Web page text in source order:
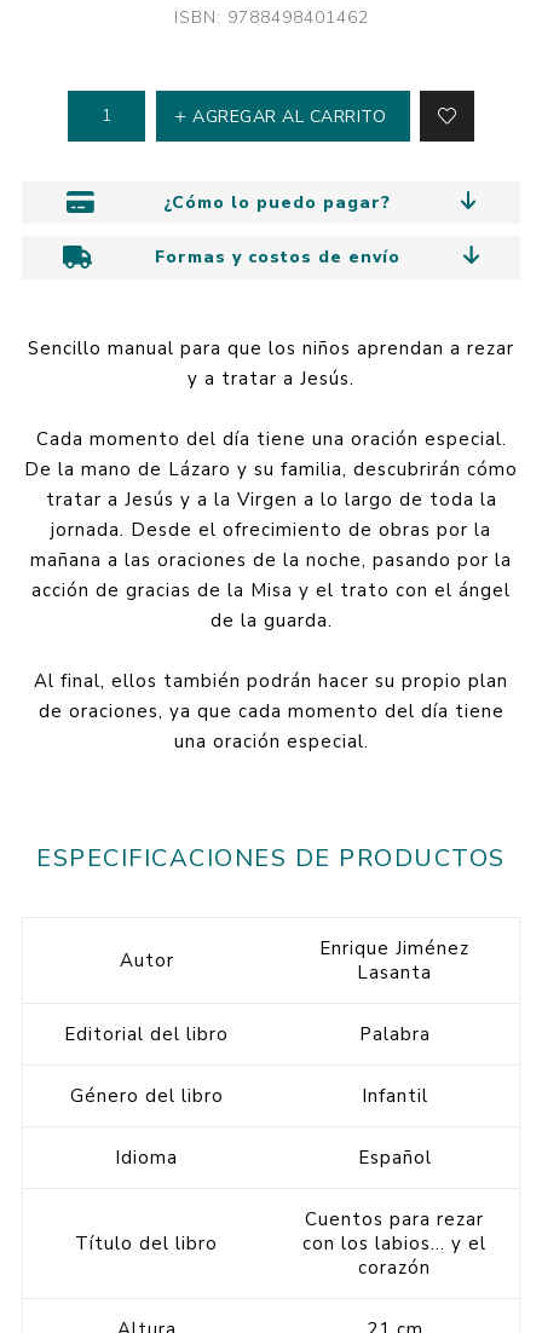
ISBN: 9788498401462
AGREGAR AL CARRITO
¿Cómo lo puedo pagar?
Formas y costos de envío
Sencillo manual para que los niños aprendan a rezar
y a tratar a Jesús.
Cada momento del día tiene una oración especial.
De la mano de Lázaro y su familia, descubrirán cómo
tratar a Jesús y a la Virgen a lo largo de toda la
jornada. Desde el ofrecimiento de obras por la
mañana a las oraciones de la noche, pasando por la
acción de gracias de la Misa y el trato con el ángel
de la guarda.
Al final, ellos también podrán hacer su propio plan
de oraciones, ya que cada momento del día tiene
una oración especial.
ESPECIFICACIONES DE PRODUCTOS
Autor
Enrique Jiménez
Lasanta
Editorial del libro Palabra
Género del libro Infantil
Idioma Español
Título del libro
Cuentos para rezar
con los labios... y el
corazón